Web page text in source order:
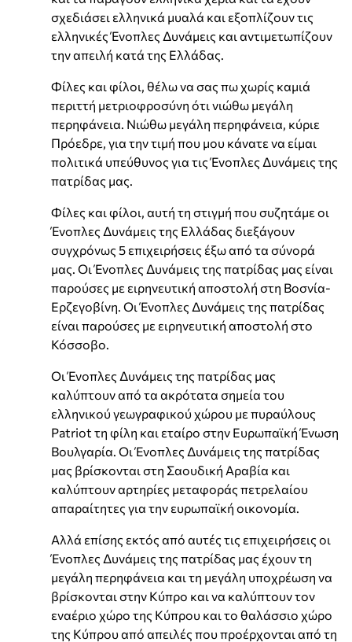
σχεδιάσει ελληνικά μυαλά και εξοπλίζουν τις
ελληνικές Ένοπλες Δυνάμεις και αντιμετωπίζουν
την απειλή κατά της Ελλάδας.
Φίλες και φίλοι, θέλω να σας πω χωρίς καμιά
περιττή μετριοφροσύνη ότι νιώθω μεγάλη
περηφάνεια. Νιώθω μεγάλη περηφάνεια, κύριε
Πρόεδρε, για την τιμή που μου κάνατε να είμαι
πολιτικά υπεύθυνος για τις Ένοπλες Δυνάμεις της
πατρίδας μας.
Φίλες και φίλοι, αυτή τη στιγμή που συζητάμε οι
Ένοπλες Δυνάμεις της Ελλάδας διεξάγουν
συγχρόνως 5 επιχειρήσεις έξω από τα σύνορά
μας. Οι Ένοπλες Δυνάμεις της πατρίδας μας είναι
παρούσες με ειρηνευτική αποστολή στη Βοσνία-
Ερζεγοβίνη. Οι Ένοπλες Δυνάμεις της πατρίδας
είναι παρούσες με ειρηνευτική αποστολή στο
Κόσσοβο.
Οι Ένοπλες Δυνάμεις της πατρίδας μας
καλύπτουν από τα ακρότατα σημεία του
ελληνικού γεωγραφικού χώρου με πυραύλους
Patriot τη φίλη και εταίρο στην Ευρωπαϊκή Ένωση
Βουλγαρία. Οι Ένοπλες Δυνάμεις της πατρίδας
μας βρίσκονται στη Σαουδική Αραβία και
καλύπτουν αρτηρίες μεταφοράς πετρελαίου
απαραίτητες για την ευρωπαϊκή οικονομία.
Αλλά επίσης εκτός από αυτές τις επιχειρήσεις οι
Ένοπλες Δυνάμεις της πατρίδας μας έχουν τη
μεγάλη περηφάνεια και τη μεγάλη υποχρέωση να
βρίσκονται στην Κύπρο και να καλύπτουν τον
εναέριο χώρο της Κύπρου και το θαλάσσιο χώρο
της Κύπρου από απειλές που προέρχονται από τη